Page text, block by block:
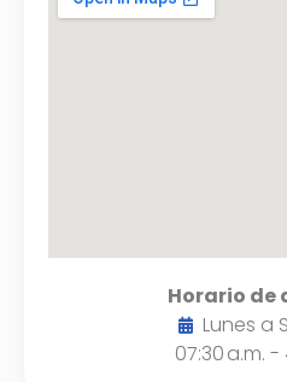
Horario de
Lunes a
07:30 a.m. -